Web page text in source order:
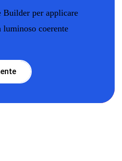
Builder per applicare
coerente